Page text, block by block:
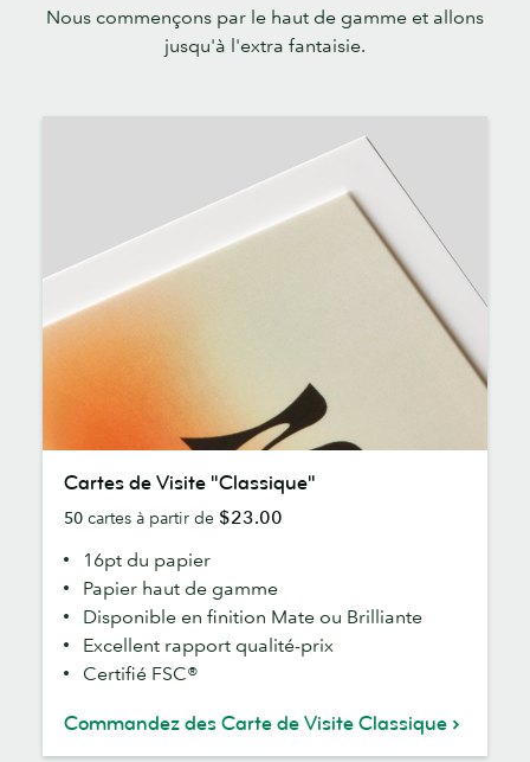
Nous commençons par le haut de gamme et allons
jusqu'à l'extra fantaisie.
Visite
"Classique"
Cartes de Visite "Classique"
50 cartes à partir de $23.00
16pt du papier
Papier haut de gamme
Disponible en finition Mate ou Brilliante
Excellent rapport qualité-prix
Certifié FSC®
Commandez des Carte de Visite Classique